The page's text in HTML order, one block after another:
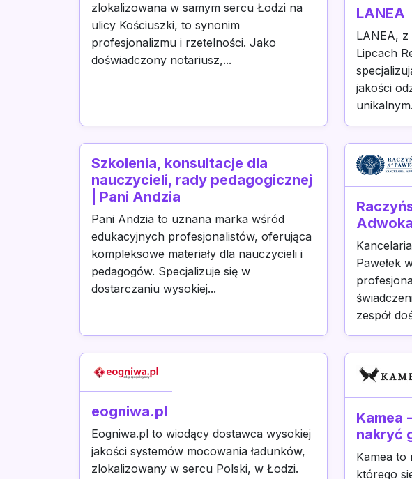
zlokalizowana w samym sercu Łodzi na
ulicy Kościuszki, to synonim
profesjonalizmu i rzetelności. Jako
doświadczony notariusz,...
LANEA
LANEA,
Lipcach
jakości
Szkolenia, konsultacje dla
nauczycieli, rady pedagogicznej
| Pani Andzia
Pani Andzia to uznana marka wśród
edukacyjnych profesjonalistów, oferująca
kompleksowe materiały dla nauczycieli i
pedagogów. Specjalizuje się w
dostarczaniu wysokiej...
Pawełek
zespół
eogniwa.pl
Eogniwa.pl to wiodący dostawca wysokiej
jakości systemów mocowania ładunków,
zlokalizowany w sercu Polski, w Łodzi.
Kamea
nakryć
Kamea
którego